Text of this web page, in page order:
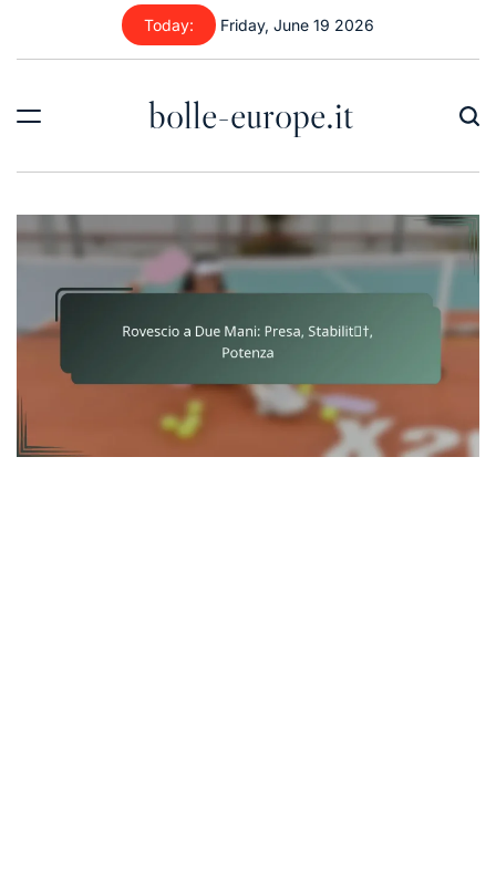
content
Today: Friday, June 19 2026
bolle-europe.it